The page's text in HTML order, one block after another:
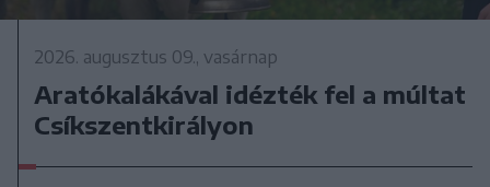
2026. augusztus 09., vasárnap
Aratókalákával idézték fel a múltat
Csíkszentkirályon